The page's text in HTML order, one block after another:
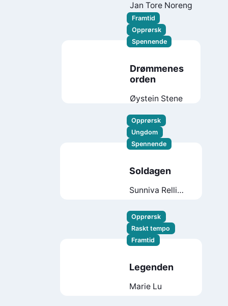
Jan Tore Noreng
Framtid
Opprørsk
Spennende
Drømmenes
orden
Øystein Stene
Opprørsk
Ungdom
Spennende
Soldagen
Sunniva Relling
Opprørsk
Raskt tempo
Framtid
Legenden
Marie Lu